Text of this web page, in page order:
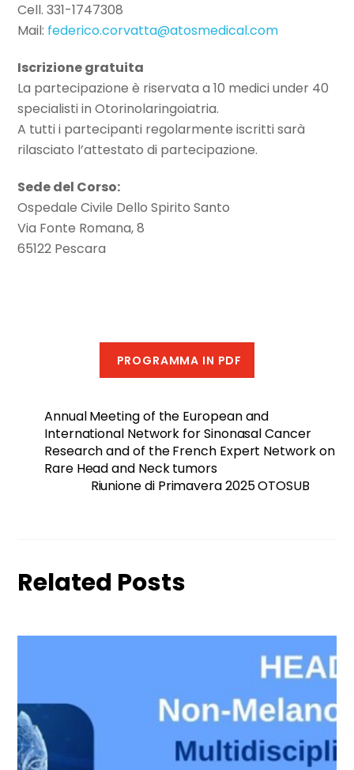
Cell. 331-1747308
Mail: federico.corvatta@atosmedical.com
Iscrizione gratuita
La partecipazione è riservata a 10 medici under 40
specialisti in Otorinolaringoiatria.
A tutti i partecipanti regolarmente iscritti sarà
rilasciato l’attestato di partecipazione.
Sede del Corso:
Ospedale Civile Dello Spirito Santo
Via Fonte Romana, 8
65122 Pescara
PROGRAMMA IN PDF
Annual Meeting of the European and
International Network for Sinonasal Cancer
Research and of the French Expert Network on
Rare Head and Neck tumors
Riunione di Primavera 2025 OTOSUB
Related Posts